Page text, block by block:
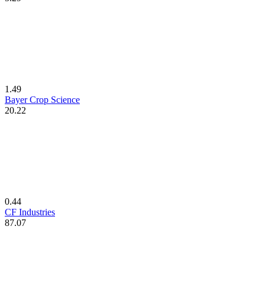
1.49
Bayer Crop Science
20.22
0.44
CF Industries
87.07